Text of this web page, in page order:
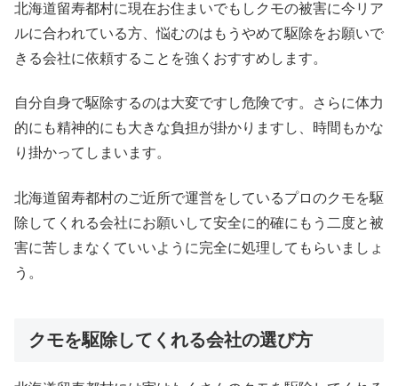
北海道留寿都村に現在お住まいでもしクモの被害に今リア
ルに合われている方、悩むのはもうやめて駆除をお願いで
きる会社に依頼することを強くおすすめします。
自分自身で駆除するのは大変ですし危険です。さらに体力
的にも精神的にも大きな負担が掛かりますし、時間もかな
り掛かってしまいます。
北海道留寿都村のご近所で運営をしているプロのクモを駆
除してくれる会社にお願いして安全に的確にもう二度と被
害に苦しまなくていいように完全に処理してもらいましょ
う。
クモを駆除してくれる会社の選び方